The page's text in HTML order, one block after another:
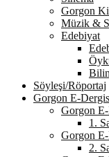
Gorgon
Müzik &
Edebiyat
Söyleşi/Röportaj
Gorgon E-
Gorgon
1.
Gorgon
2.